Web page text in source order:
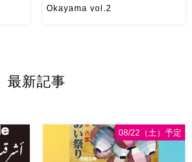
らせ
第二回目のゲストは、
生の踊り […]
Okayama vol.2
最新記事
08/22（土）予定